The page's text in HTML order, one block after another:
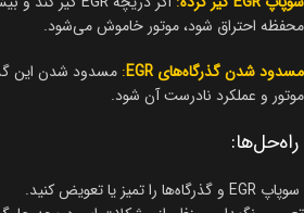
محفظه احتراق شود، موتور خاموش می‌شود.
مسدود شدن گذرگاه‌های EGR
: مسدود شدن این
موتور و عملکرد نادرست آن شود.
راه‌حل‌ها:
سوپاپ EGR و گذرگاه‌ها را تمیز یا تعویض کنید.